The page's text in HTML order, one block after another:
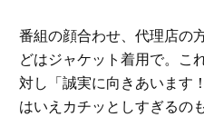
番組の顔合わせ、代理店の
どはジャケット着用で。こ
対し「誠実に向きあいます
はいえカチッとしすぎるの